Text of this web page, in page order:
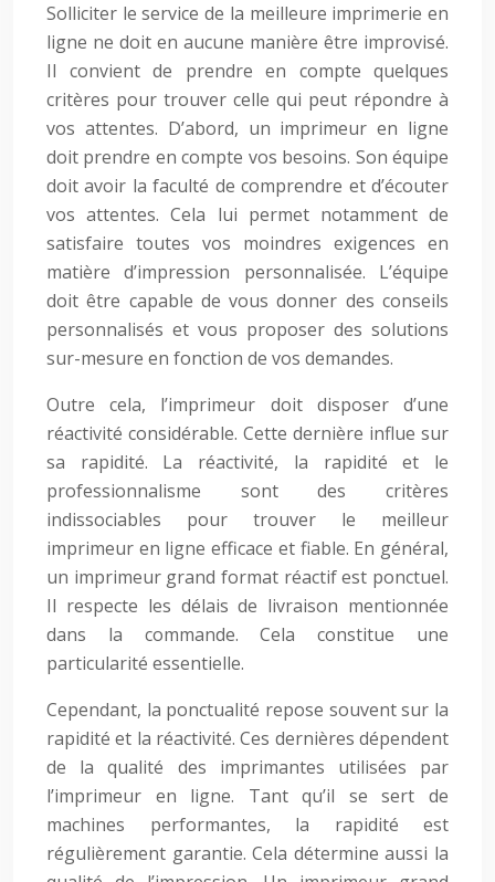
Solliciter le service de la meilleure imprimerie en
ligne ne doit en aucune manière être improvisé.
Il convient de prendre en compte quelques
critères pour trouver celle qui peut répondre à
vos attentes. D’abord, un imprimeur en ligne
doit prendre en compte vos besoins. Son équipe
doit avoir la faculté de comprendre et d’écouter
vos attentes. Cela lui permet notamment de
satisfaire toutes vos moindres exigences en
matière d’impression personnalisée. L’équipe
doit être capable de vous donner des conseils
personnalisés et vous proposer des solutions
sur-mesure en fonction de vos demandes.
Outre cela, l’imprimeur doit disposer d’une
réactivité considérable. Cette dernière influe sur
sa rapidité. La réactivité, la rapidité et le
professionnalisme sont des critères
indissociables pour trouver le meilleur
imprimeur en ligne efficace et fiable. En général,
un imprimeur grand format réactif est ponctuel.
Il respecte les délais de livraison mentionnée
dans la commande. Cela constitue une
particularité essentielle.
Cependant, la ponctualité repose souvent sur la
rapidité et la réactivité. Ces dernières dépendent
de la qualité des imprimantes utilisées par
l’imprimeur en ligne. Tant qu’il se sert de
machines performantes, la rapidité est
régulièrement garantie. Cela détermine aussi la